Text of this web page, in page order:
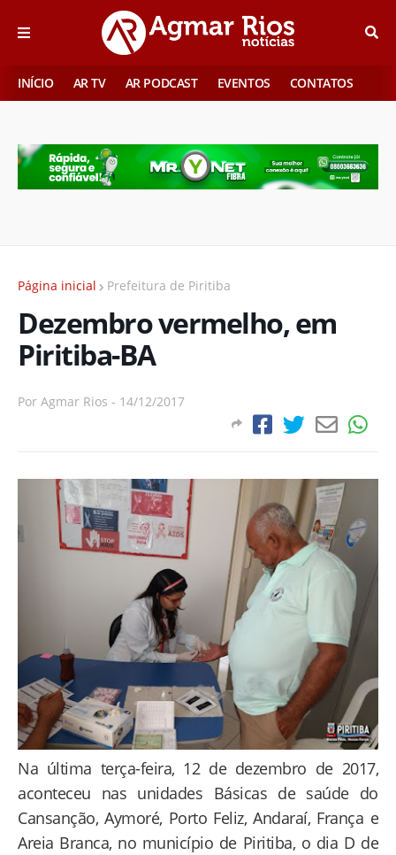
INÍCIO AR TV AR PODCAST EVENTOS CONTATOS
Página inicial Prefeitura de Piritiba
Dezembro vermelho, em
Piritiba-BA
Por Agmar Rios - 14/12/2017
Na última terça-feira, 12 de dezembro de 2017,
aconteceu nas unidades Básicas de saúde do
Cansanção, Aymoré, Porto Feliz, Andaraí, França e
Areia Branca, no município de Piritiba, o dia D de